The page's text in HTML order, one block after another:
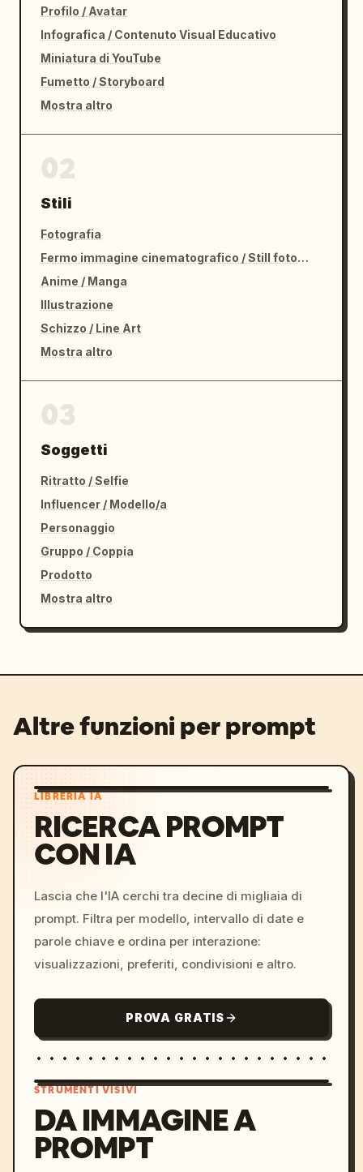
alto","composition":"infografica di qualità
editoriale con la modella centrata e pannelli
laterali modulari
stretti","mood":"intellettuale, raffinato,
Profilo / Avatar
Infografica / Contenuto Visual Educativo
Miniatura di YouTube
Fumetto / Storyboard
Mostra altro
Stili
Fotografia
Fermo immagine cinematografico / Still fotografico
Anime / Manga
Illustrazione
Schizzo / Line Art
Mostra altro
Soggetti
Ritratto / Selfie
Influencer / Modello/a
Personaggio
Gruppo / Coppia
Prodotto
Mostra altro
Altre funzioni per prompt
LIBRERIA IA
RICERCA PROMPT
CON IA
Lascia che l'IA cerchi tra decine di migliaia di
prompt. Filtra per modello, intervallo di date e
parole chiave e ordina per interazione:
visualizzazioni, preferiti, condivisioni e altro.
PROVA GRATIS
STRUMENTI VISIVI
DA IMMAGINE A
PROMPT